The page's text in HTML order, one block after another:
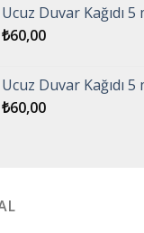
Ucuz Duvar Kağıdı 5
₺60,00
Ucuz Duvar Kağıdı 5
₺60,00